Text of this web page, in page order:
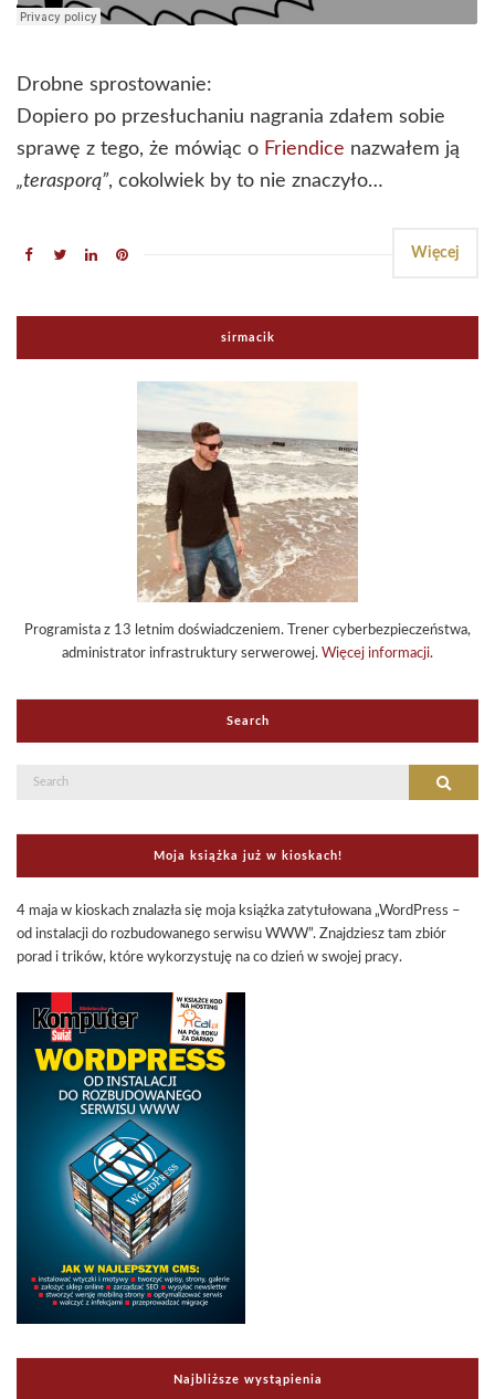
Drobne sprostowanie:
Dopiero po przesłuchaniu nagrania zdałem sobie
sprawę z tego, że mówiąc o Friendice nazwałem ją
„terasporą”, cokolwiek by to nie znaczyło…
Więcej
sirmacik
Programista z 13 letnim doświadczeniem. Trener cyberbezpieczeństwa,
administrator infrastruktury serwerowej. Więcej informacji.
Search
Search
Moja książka już w kioskach!
4 maja w kioskach znalazła się moja książka zatytułowana „WordPress –
od instalacji do rozbudowanego serwisu WWW”. Znajdziesz tam zbiór
porad i trików, które wykorzystuję na co dzień w swojej pracy.
Najbliższe wystąpienia